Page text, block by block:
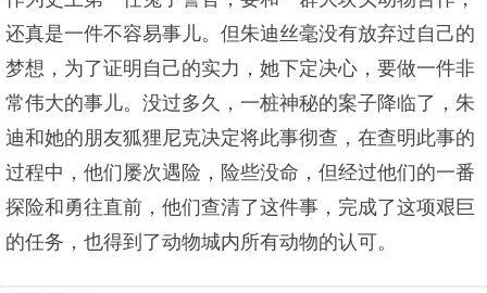
还真是一件不容易事儿。但朱迪丝毫没有放弃过自己的
梦想，为了证明自己的实力，她下定决心，要做一件非
常伟大的事儿。没过多久，一桩神秘的案子降临了，朱
迪和她的朋友狐狸尼克决定将此事彻查，在查明此事的
过程中，他们屡次遇险，险些没命，但经过他们的一番
探险和勇往直前，他们查清了这件事，完成了这项艰巨
的任务，也得到了动物城内所有动物的认可。